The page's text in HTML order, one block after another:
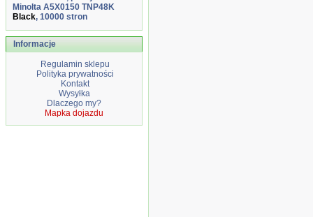
Minolta A5X0150 TNP48K
Black, 10000 stron
Informacje
Regulamin sklepu
Polityka prywatności
Kontakt
Wysyłka
Dlaczego my?
Mapka dojazdu